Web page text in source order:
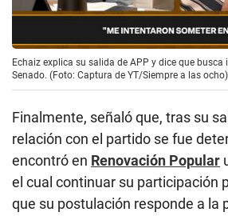
Echaiz explica su salida de APP y dice que busca
Senado. (Foto: Captura de YT/Siempre a las ocho)
Finalmente, señaló que, tras su
relación con el partido se fue
encontró en Renovación Popular
el cual continuar su participación
que su postulación responde a la